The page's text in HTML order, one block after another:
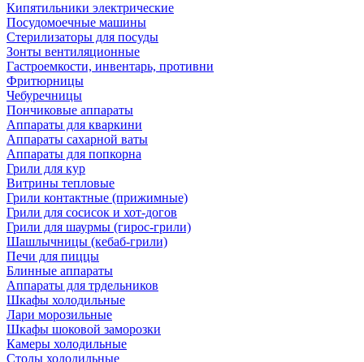
Кипятильники электрические
Посудомоечные машины
Стерилизаторы для посуды
Зонты вентиляционные
Гастроемкости, инвентарь, противни
Фритюрницы
Чебуречницы
Пончиковые аппараты
Аппараты для кваркини
Аппараты сахарной ваты
Аппараты для попкорна
Грили для кур
Витрины тепловые
Грили контактные (прижимные)
Грили для сосисок и хот-догов
Грили для шаурмы (гирос-грили)
Шашлычницы (кебаб-грили)
Печи для пиццы
Блинные аппараты
Аппараты для трдельников
Шкафы холодильные
Лари морозильные
Шкафы шоковой заморозки
Камеры холодильные
Столы холодильные